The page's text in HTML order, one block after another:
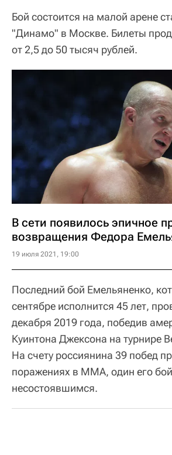
Бой состоится на малой арене
"Динамо" в Москве. Билеты
от 2,5 до 50 тысяч рублей.
В сети появилось эпичное
возвращения Федора
19 июля 2021, 19:00
Последний бой Емельяненко,
сентябре исполнится 45 лет,
декабря 2019 года, победив
Куинтона Джексона на турнире
На счету россиянина 39 побед
поражениях в MMA, один его
несостоявшимся.